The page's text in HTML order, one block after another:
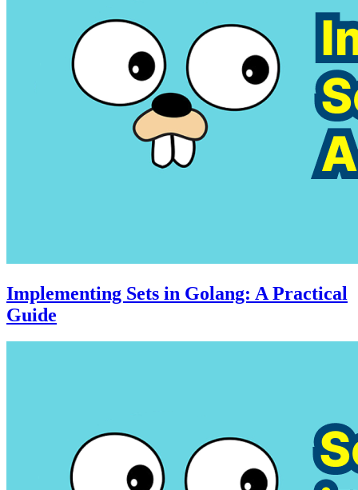
Implementing Sets in Golang: A Practical
Guide